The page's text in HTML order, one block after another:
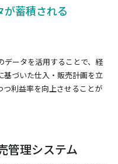
蓄積される
データを活用することで、経
基づいた仕入・販売計画を立
つ利益率を向上させることが
管理システム